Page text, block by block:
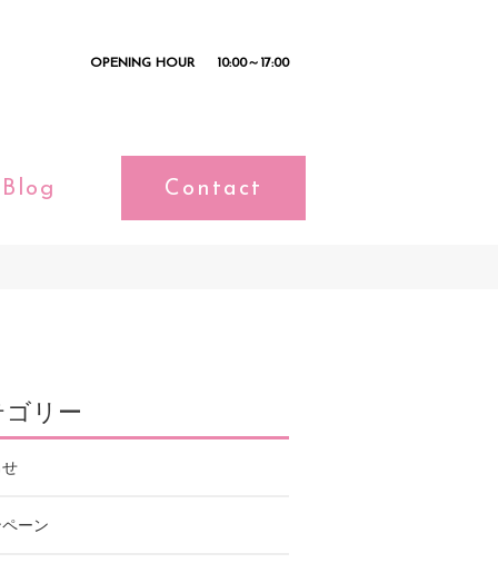
OPENING HOUR 10:00～17:00
Blog Contact
ゴリー
ーン